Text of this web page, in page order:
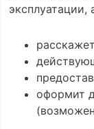
эксплуатации,
оформит